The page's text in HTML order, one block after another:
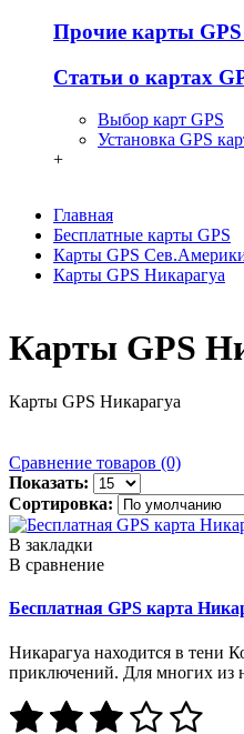
Прочие карты GPS
Статьи о картах
Выбор карт GPS
Установка GPS
+
Главная
Бесплатные карты GPS
Карты GPS
Карты GPS Никарагуа
Карты GPS
Карты GPS Никарагуа
Сравнение товаров (0)
Показать:
Сортировка:
В закладки
В сравнение
Бесплатная GPS карта
Никарагуа находится в тени
приключений. Для многих из